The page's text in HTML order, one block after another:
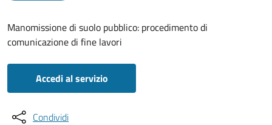
Manomissione di suolo pubblico: procedimento di
comunicazione di fine lavori
Accedi al servizio
Condividi